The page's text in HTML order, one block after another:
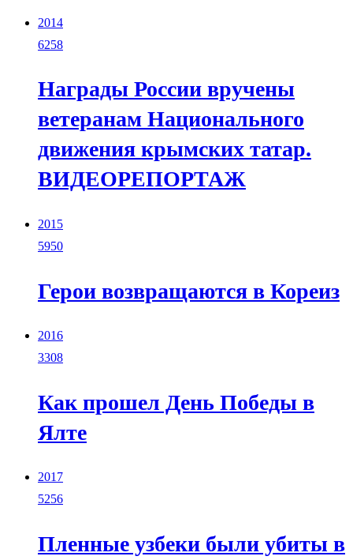
2014
6258
Награды России вручены
ветеранам Национального
движения крымских татар.
ВИДЕОРЕПОРТАЖ
2015
5950
Герои возвращаются в Кореиз
2016
3308
Как прошел День Победы в
Ялте
2017
5256
Пленные узбеки были убиты в